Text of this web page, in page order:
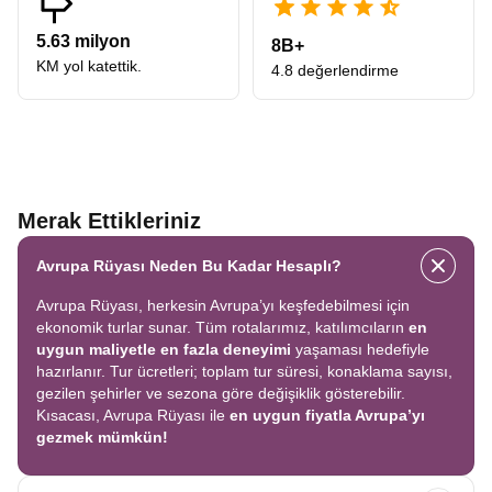
5.63 milyon
KM yol katettik.
8B+
4.8 değerlendirme
Merak Ettikleriniz
Avrupa Rüyası Neden Bu Kadar Hesaplı?
Avrupa Rüyası, herkesin Avrupa’yı keşfedebilmesi için
ekonomik turlar sunar. Tüm rotalarımız, katılımcıların en
uygun maliyetle en fazla deneyimi yaşaması hedefiyle
hazırlanır. Tur ücretleri; toplam tur süresi, konaklama sayısı,
gezilen şehirler ve sezona göre değişiklik gösterebilir.
Kısacası, Avrupa Rüyası ile en uygun fiyatla Avrupa’yı
gezmek mümkün!